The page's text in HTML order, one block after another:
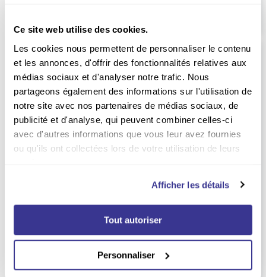
Ce site web utilise des cookies.
Les cookies nous permettent de personnaliser le contenu
et les annonces, d'offrir des fonctionnalités relatives aux
médias sociaux et d'analyser notre trafic. Nous
partageons également des informations sur l'utilisation de
notre site avec nos partenaires de médias sociaux, de
publicité et d'analyse, qui peuvent combiner celles-ci
avec d'autres informations que vous leur avez fournies
ou qu'ils ont collectées lors de votre utilisation de leurs
Afficher les détails
Tout autoriser
Personnaliser
EUR 70.80 Prix kiosque